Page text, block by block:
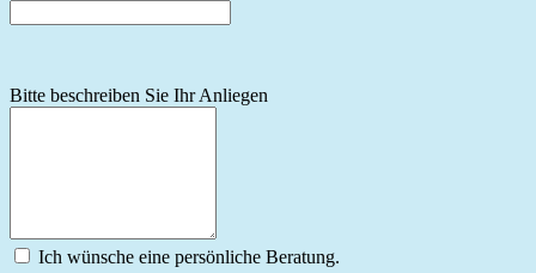
Bitte beschreiben Sie Ihr Anliegen
Ich wünsche eine persönliche Beratung.